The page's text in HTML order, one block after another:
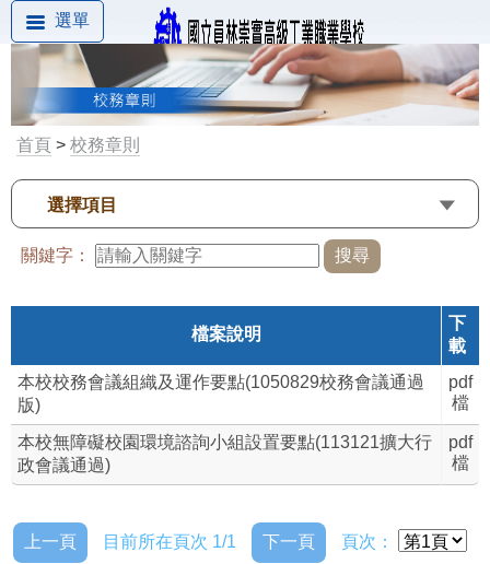
選單
首頁 > 校務章則
選擇項目
關鍵字：
檔案說明
下
載
本校校務會議組織及運作要點(1050829校務會議通過
版)
pdf
檔
本校無障礙校園環境諮詢小組設置要點(113121擴大行
政會議通過)
pdf
檔
上一頁 目前所在頁次 1/1 下一頁 頁次：